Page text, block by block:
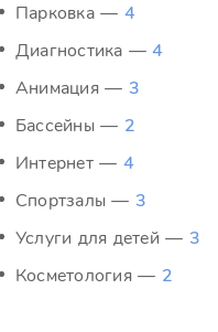
Парковка — 4
Диагностика —4
Анимация — 3
Бассейны — 2
Интернет — 4
Спортзалы — 3
Услуги для детей — 3
Косметология — 2